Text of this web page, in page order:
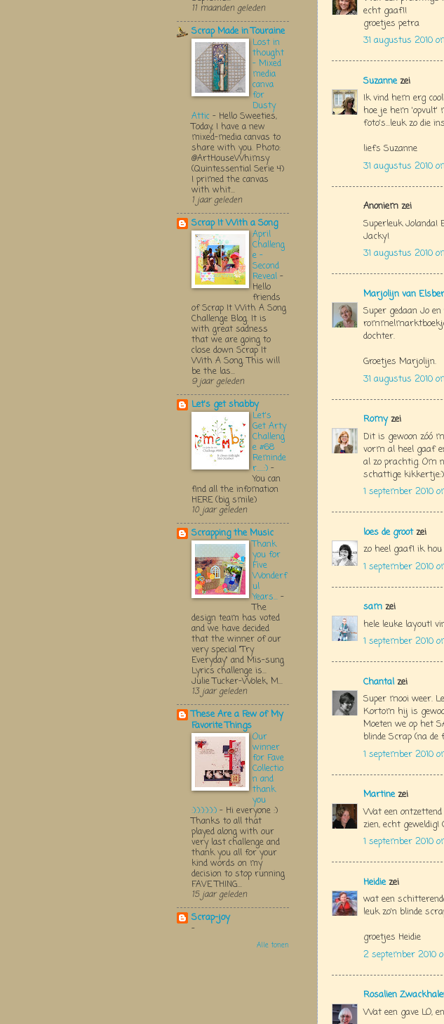
echt gaaf!!
groetjes petra
31 augustus 2010
Suzannezei
Ik vind hem erg
hoe je hem
foto's...leuk zo die
liefs Suzanne
31 augustus 2010
Anoniem zei
Superleuk Jolanda!
Jacky!
31 augustus 2010
Marjolijn van
Super gedaan Jo
dochter.
Groetjes Marjolijn.
31 augustus 2010
Romyzei
Dit is gewoon zóó
vorm al heel gaaf
al zo prachtig. Om
schattige kikkertje:)
1 september 2010
loes de grootzei
zo heel gaaf! ik
1 september 2010
sam zei
hele leuke layout!
1 september 2010
Chantal zei
Super mooi weer.
Kortom hij is
Moeten we op het
blinde Scrap (na
1 september 2010
Martinezei
Wat een
zien, echt
1 september 2010
Heidiezei
wat een
leuk zo'n blinde
groetjes Heidie
2 september 2010
Rosalien
Wat een gave LO,
11 maanden geleden
Scrap Made in Touraine
Lost in
thought
- Mixed
media
canva
for
Dusty
Attic - Hello Sweeties,
Today, I have a new
mixed-media canvas to
share with you. Photo:
@ArtHouseWhimsy
(Quintessential Serie 4)
I primed the canvas
with whit...
1 jaar geleden
Scrap It With a Song
April
Challeng
e -
Second
Reveal -
Hello
friends
of Scrap It With A Song
Challenge Blog. It is
with great sadness
that we are going to
close down Scrap It
With A Song. This will
be the las...
9 jaar geleden
Let's get shabby
Let's
Get Arty
Challeng
e #68
Reminde
r.....:) -
You can
find all the infomation
HERE (big smile)
10 jaar geleden
Scrapping the Music
Thank
you for
Five
Wonderf
ul
Years... -
The
design team has voted
and we have decided
that the winner of our
very special "Try
Everyday" and Mis-sung
Lyrics challenge is...
Julie Tucker-Wolek, M...
13 jaar geleden
These Are a Few of My
Favorite Things
Our
winner
for Fave
Collectio
n and
thank
you
:):):):):):) - Hi everyone :)
Thanks to all that
played along with our
very last challenge and
thank you all for your
kind words on my
decision to stop running
FAVE THING...
15 jaar geleden
Scrap-joy
-
Alle tonen